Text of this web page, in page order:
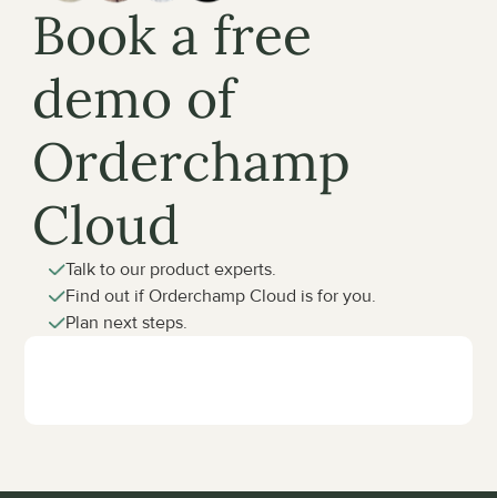
Book a free
demo of
Orderchamp
Cloud
Talk to our product experts.
Find out if Orderchamp Cloud is for you.
Plan next steps.